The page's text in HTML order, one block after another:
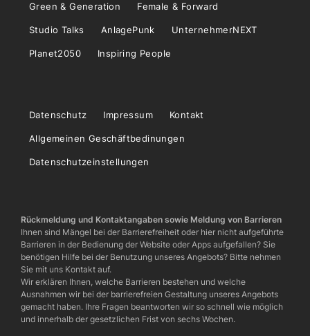
Green & Generation Female & Forward
Studio Talks AnlagePunk UnternehmerNEXT
Planet2050 Inspiring People
Datenschutz Impressum Kontakt
Allgemeinen Geschäftbedinungen
Datenschutzeinstellungen
Rückmeldung und Kontaktangaben sowie Meldung von Barrieren
Ihnen sind Mängel bei der Barrierefreiheit oder hier nicht aufgeführte
Barrieren in der Bedienung der Website oder Apps aufgefallen? Sie
benötigen Hilfe bei der Benutzung unseres Angebots? Bitte nehmen
Sie mit uns Kontakt auf.
Wir erklären Ihnen, welche Barrieren bestehen und welche
Ausnahmen wir bei der barrierefreien Gestaltung unseres Angebots
gemacht haben. Ihre Fragen beantworten wir so schnell wie möglich
und innerhalb der gesetzlichen Frist von sechs Wochen.